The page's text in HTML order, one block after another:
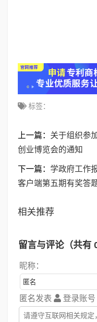
标签：
上一篇： 关于组织参
创业博览会的通知
下一篇： 学政府工作
客户端第五期有奖答
相关推荐
留言与评论（共有
昵称：
匿名发表 登录账号